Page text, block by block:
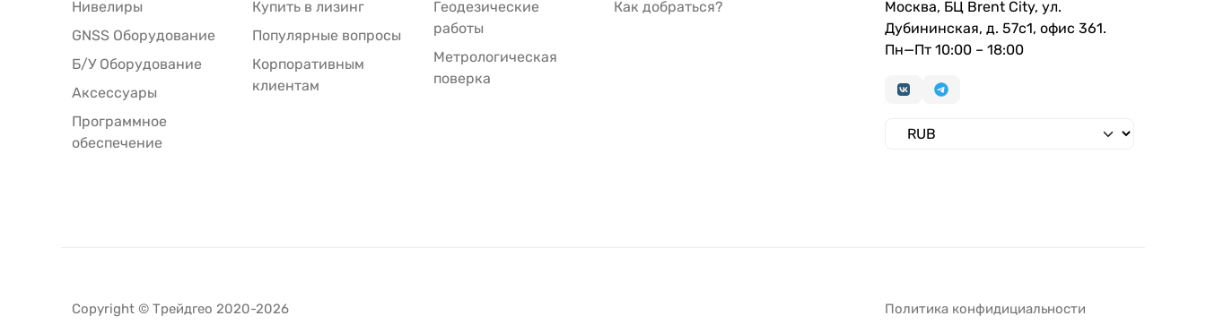
Нивелиры
GNSS Оборудование
Б/У Оборудование
Аксессуары
Программное
обеспечение
Купить в лизинг
Популярные вопросы
Корпоративным
клиентам
Геодезические
работы
Метрологическая
поверка
Как добраться?
Москва, БЦ Brent City, ул.
Дубининская, д. 57с1, офис 361.
Пн—Пт 10:00 – 18:00
Copyright © Трейдгео 2020-2026 Политика конфидициальности